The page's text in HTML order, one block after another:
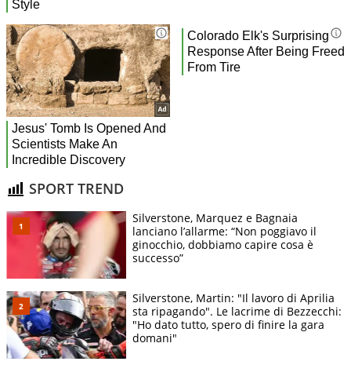
SPORT TREND
Silverstone, Marquez e Bagnaia
lanciano l’allarme: “Non poggiavo il
ginocchio, dobbiamo capire cosa è
successo”
Silverstone, Martin: "Il lavoro di Aprilia
sta ripagando". Le lacrime di Bezzecchi:
"Ho dato tutto, spero di finire la gara
domani"